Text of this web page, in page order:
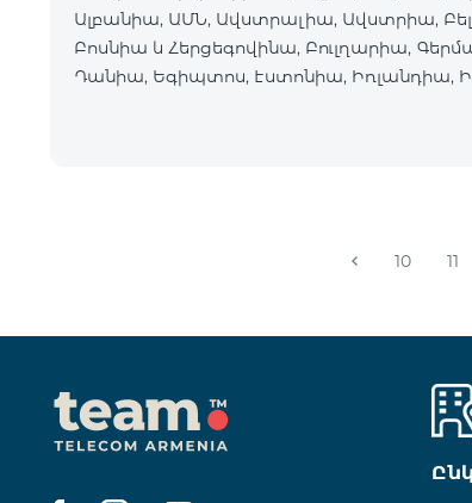
Ալբանիա, ԱՄՆ, Ավստրալիա, Ավստրիա,
Բոսնիա և Հերցեգովինա, Բուլղարիա,
Դանիա, Եգիպտոս, Էստոնիա, Իռլանդիա,
10 11